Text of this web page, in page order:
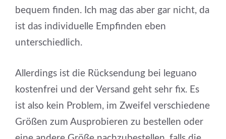
bequem finden. Ich mag das aber gar nicht, da
ist das individuelle Empfinden eben
unterschiedlich.
Allerdings ist die Rücksendung bei leguano
kostenfrei und der Versand geht sehr fix. Es
ist also kein Problem, im Zweifel verschiedene
Größen zum Ausprobieren zu bestellen oder